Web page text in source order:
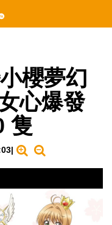
櫻夢幻
心爆發
隻
|